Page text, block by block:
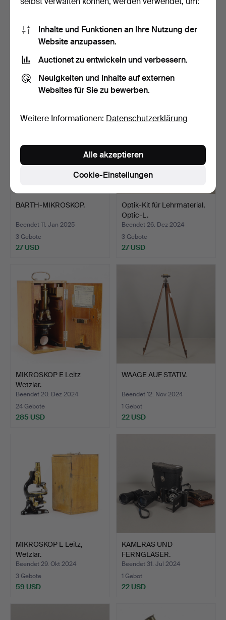
MIKROSKOP AUS
MESSING.
Beendet 11. Apr 2025
43 USD
KAMERA UND FERNGLAS.
Beendet 10. Feb 2025
22 USD
BARTH-MIKROSKOP.
Beendet 11. Jan 2025
3 Gebote
27 USD
Optik-Kit für Lehrmaterial,
Optic-L.
Beendet 26. Dez 2024
3 Gebote
27 USD
MIKROSKOP E Leitz
Wetzlar.
Beendet 20. Dez 2024
24 Gebote
285 USD
WAAGE AUF STATIV.
Beendet 12. Nov 2024
1 Gebot
22 USD
MIKROSKOP E Leitz,
Wetzlar.
Beendet 29. Okt 2024
3 Gebote
59 USD
KAMERAS UND
FERNGLÄSER.
Beendet 31. Jul 2024
1 Gebot
22 USD
Inhalte und Funktionen an Ihre Nutzung der
Website anzupassen.
Auctionet zu entwickeln und verbessern.
Neuigkeiten und Inhalte auf externen
Websites für Sie zu bewerben.
Weitere Informationen: Datenschutzerklärung
Cookie-Einstellungen
Alle akzeptieren